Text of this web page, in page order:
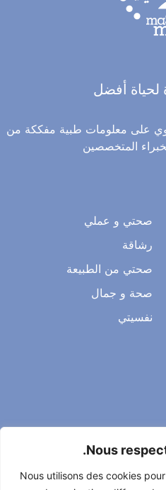
Nous
Nous utilisons des cookies
أفضل
على معلومات طبية مفككة من
المتخصصين
صحتي و عملي
رشاقة
صحتي من الطبيعة
صحة و جمال
نفسيتي